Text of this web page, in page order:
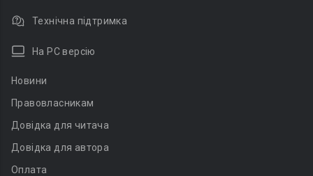
Технічна підтримка
На PC версію
Новини
Правовласникам
Довідка для читача
Довідка для автора
Оплата